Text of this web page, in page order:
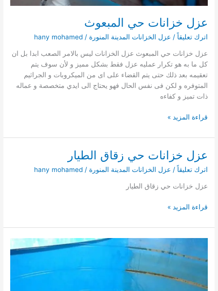
عزل خزانات حي المبعوث
اترك تعليقاً / عزل الخزانات المدينة المنورة /
hany mohamed
عزل خزانات حي المبعوث عزل الخزانات ليس بالامر الصعب ابدا بل ان
كل ما به هو تكرار عمليه عزل فقط بشكل مميز و لأن سوف يتم
تعقيمه بعد ذلك حتى يتم القضاء على اى من الميكروبات و الجراثيم
المتوفره و لكن فى نفس الحال فهو يحتاج الى ايدي متخصصة و عماله
ذات تميز و كفاءه
عزل
حي
المبعوث
قراءة المزيد »
عزل خزانات حي زقاق الطيار
اترك تعليقاً / عزل الخزانات المدينة المنورة /
hany mohamed
عزل خزانات حي زقاق الطيار
عزل
حي
زقاق
الطيار
قراءة المزيد »